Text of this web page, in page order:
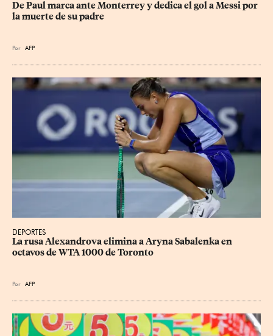
De Paul marca ante Monterrey y dedica el gol a Messi por
la muerte de su padre
Por AFP
DEPORTES
La rusa Alexandrova elimina a Aryna Sabalenka en
octavos de WTA 1000 de Toronto
Por AFP